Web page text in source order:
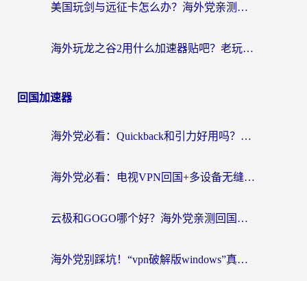
美国玩剑与远征卡怎么办？海外党亲测有效的国服游戏加速指南
海外玩龙之谷2用什么加速器贴吧？老玩家实测推荐，附新加坡猎魂觉醒国外剑与远征加速攻略
回国加速器
海外党必看：Quickback和引力好用吗？3分钟搞懂回国加速器怎么选
海外党必看：电视VPN回国+多设备无缝访问国内资源的实用指南
云极和GOGO哪个好？海外党亲测回国加速器选择指南（附iOS免费&Windows VPN实用技巧）
海外党别踩坑！“vpn破解版windows”真的能用？教你选对回国加速器无缝刷国内资源